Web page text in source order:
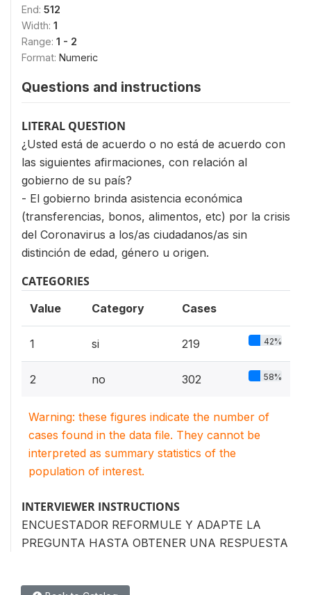
End: 512
Width: 1
Range: 1 - 2
Format: Numeric
Questions and instructions
LITERAL QUESTION
¿Usted está de acuerdo o no está de acuerdo con
las siguientes afirmaciones, con relación al
gobierno de su país?
- El gobierno brinda asistencia económica
(transferencias, bonos, alimentos, etc) por la crisis
del Coronavirus a los/as ciudadanos/as sin
distinción de edad, género u origen.
CATEGORIES
Value Category Cases
1 si 219 42%
2 no 302 58%
Warning: these figures indicate the number of
cases found in the data file. They cannot be
interpreted as summary statistics of the
population of interest.
INTERVIEWER INSTRUCTIONS
ENCUESTADOR REFORMULE Y ADAPTE LA
PREGUNTA HASTA OBTENER UNA RESPUESTA